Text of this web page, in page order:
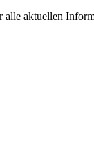
alle aktuellen